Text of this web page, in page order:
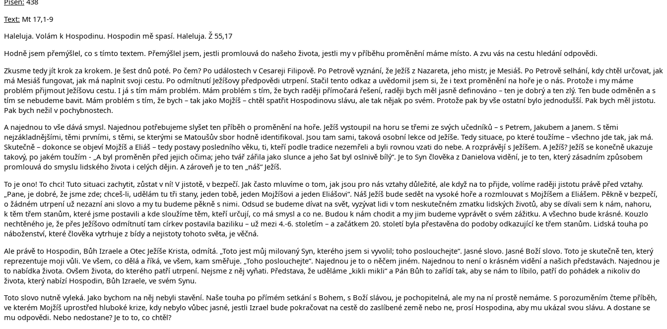
Text: Mt 17,1-9
Haleluja. Volám k Hospodinu. Hospodin mě spasí. Haleluja. Ž 55,17
Hodně jsem přemýšlel, co s tímto textem. Přemýšlel jsem, jestli promlouvá do našeho života, jestli my v příběhu proměnění máme místo. A zvu vás na cestu hledání odpovědi.
Zkusme tedy jít krok za krokem. Je šest dnů poté. Po čem? Po událostech v Cesareji Filipově. Po Petrově vyznání, že Ježíš z Nazareta, jeho mistr, je Mesiáš. Po Petrově selhání, kdy chtěl určovat, jak
má Mesiáš fungovat, jak má naplnit svoji cestu. Po odmítnutí Ježíšovy předpovědi utrpení. Stačil tento odkaz a uvědomil jsem si, že i text proměnění na hoře je o nás. Protože i my máme
problém přijmout Ježíšovu cestu. I já s tím mám problém. Mám problém s tím, že bych raději přímočará řešení, raději bych měl jasně definováno – ten je dobrý a ten zlý. Ten bude odměněn a s
tím se nebudeme bavit. Mám problém s tím, že bych – tak jako Mojžíš – chtěl spatřit Hospodinovu slávu, ale tak nějak po svém. Protože pak by vše ostatní bylo jednodušší. Pak bych měl jistotu.
Pak bych nežil v pochybnostech.
A najednou to vše dává smysl. Najednou potřebujeme slyšet ten příběh o proměnění na hoře. Ježíš vystoupil na horu se třemi ze svých učedníků – s Petrem, Jakubem a Janem. S těmi
nejzákladnějšími, těmi prvními, s těmi, se kterými se Matoušův sbor hodně identifikoval. Jsou tam sami, taková osobní lekce od Ježíše. Tedy situace, po které toužíme – všechno jde tak, jak má.
Skutečně – dokonce se objeví Mojžíš a Eliáš – tedy postavy posledního věku, ti, kteří podle tradice nezemřeli a byli rovnou vzati do nebe. A rozprávějí s Ježíšem. A Ježíš? Ježíš se konečně ukazuje
takový, po jakém toužím - „A byl proměněn před jejich očima; jeho tvář zářila jako slunce a jeho šat byl oslnivě bílý“. Je to Syn člověka z Danielova vidění, je to ten, který zásadním způsobem
promlouvá do smyslu lidského života i celých dějin. A zároveň je to ten „náš“ Ježíš.
To je ono! To chci! Tuto situaci zachytit, zůstat v ní! V jistotě, v bezpečí. Jak často mluvíme o tom, jak jsou pro nás vztahy důležité, ale když na to přijde, volíme raději jistotu právě před vztahy.
„Pane, je dobré, že jsme zde; chceš-li, udělám tu tři stany, jeden tobě, jeden Mojžíšovi a jeden Eliášovi“. Náš Ježíš bude sedět na vysoké hoře a rozmlouvat s Mojžíšem a Eliášem. Pěkně v bezpečí,
o žádném utrpení už nezazní ani slovo a my tu budeme pěkně s nimi. Odsud se budeme dívat na svět, vyzývat lidi v tom neskutečném zmatku lidských životů, aby se dívali sem k nám, nahoru,
k těm třem stanům, které jsme postavili a kde sloužíme těm, kteří určují, co má smysl a co ne. Budou k nám chodit a my jim budeme vyprávět o svém zážitku. A všechno bude krásné. Kouzlo
nechtěného je, že přes Ježíšovo odmítnutí tam církev postavila baziliku – už mezi 4.-6. stoletím – a začátkem 20. století byla přestavěna do podoby odkazující ke třem stanům. Lidská touha po
náboženství, které člověka vytrhuje z bídy a nejistoty tohoto světa, je věčná.
Ale právě to Hospodin, Bůh Izraele a Otec Ježíše Krista, odmítá. „Toto jest můj milovaný Syn, kterého jsem si vyvolil; toho poslouchejte“. Jasné slovo. Jasné Boží slovo. Toto je skutečně ten, který
reprezentuje moji vůli. Ve všem, co dělá a říká, ve všem, kam směřuje. „Toho poslouchejte“. Najednou je to o něčem jiném. Najednou to není o krásném vidění a našich představách. Najednou je
to nabídka života. Ovšem života, do kterého patří utrpení. Nejsme z něj vyňati. Představa, že uděláme „kikli mikli“ a Pán Bůh to zařídí tak, aby se nám to líbilo, patří do pohádek a nikoliv do
života, který nabízí Hospodin, Bůh Izraele, ve svém Synu.
Toto slovo nutně vyleká. Jako bychom na něj nebyli stavění. Naše touha po přímém setkání s Bohem, s Boží slávou, je pochopitelná, ale my na ní prostě nemáme. S porozuměním čteme příběh,
ve kterém Mojžíš uprostřed hluboké krize, kdy nebylo vůbec jasné, jestli Izrael bude pokračovat na cestě do zaslíbené země nebo ne, prosí Hospodina, aby mu ukázal svou slávu. A dostane se
mu odpovědi. Nebo nedostane? Je to to, co chtěl?